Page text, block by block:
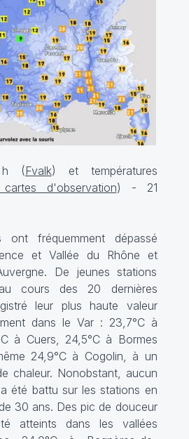
h (Fvalk) et températures
d'observation) - 21
ont fréquemment dépassé
et Vallée du Rhône et
De jeunes stations
cours des 20 dernières
leur plus haute valeur
dans le Var : 23,7°C à
à Cuers, 24,5°C à Bormes
24,9°C à Cogolin, à un
chaleur. Nonobstant, aucun
été battu sur les stations en
30 ans. Des pic de douceur
atteints dans les vallées